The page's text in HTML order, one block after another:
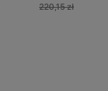
220,15 zł